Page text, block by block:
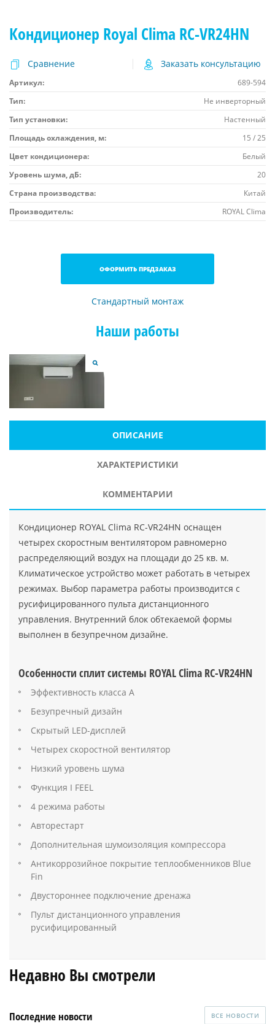
Кондиционер Royal Clima RC-VR24HN
Сравнение Заказать консультацию
Артикул:
689-594
Тип:
Не инверторный
Тип установки:
Настенный
Площадь охлаждения, м:
15 / 25
Цвет кондиционера:
Белый
Уровень шума, дБ:
20
Страна производства:
Китай
Производитель:
ROYAL Clima
ОФОРМИТЬ ПРЕДЗАКАЗ
Стандартный монтаж
Наши работы
ОПИСАНИЕ
ХАРАКТЕРИСТИКИ
КОММЕНТАРИИ
Кондиционер ROYAL Clima RC-VR24HN оснащен
четырех скоростным вентилятором равномерно
распределяющий воздух на площади до 25 кв. м.
Климатическое устройство может работать в четырех
режимах. Выбор параметра работы производится с
русифицированного пульта дистанционного
управления. Внутренний блок обтекаемой формы
выполнен в безупречном дизайне.
Особенности сплит системы ROYAL Clima RC-VR24HN
Эффективность класса А
Безупречный дизайн
Скрытый LED-дисплей
Четырех скоростной вентилятор
Низкий уровень шума
Функция I FEEL
4 режима работы
Авторестарт
Дополнительная шумоизоляция компрессора
Антикоррозийное покрытие теплообменников Blue
Fin
Двустороннее подключение дренажа
Пульт дистанционного управления
русифицированный
Недавно Вы смотрели
Последние новости ВСЕ НОВОСТИ